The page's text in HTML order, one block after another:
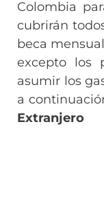
Colombia
cubrirán
beca
excepto los
asumir los
a
Extranjero